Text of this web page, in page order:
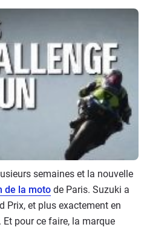
semaines et la nouvelle
de la moto de Paris. Suzuki a
Prix, et plus exactement en
Et pour ce faire, la marque